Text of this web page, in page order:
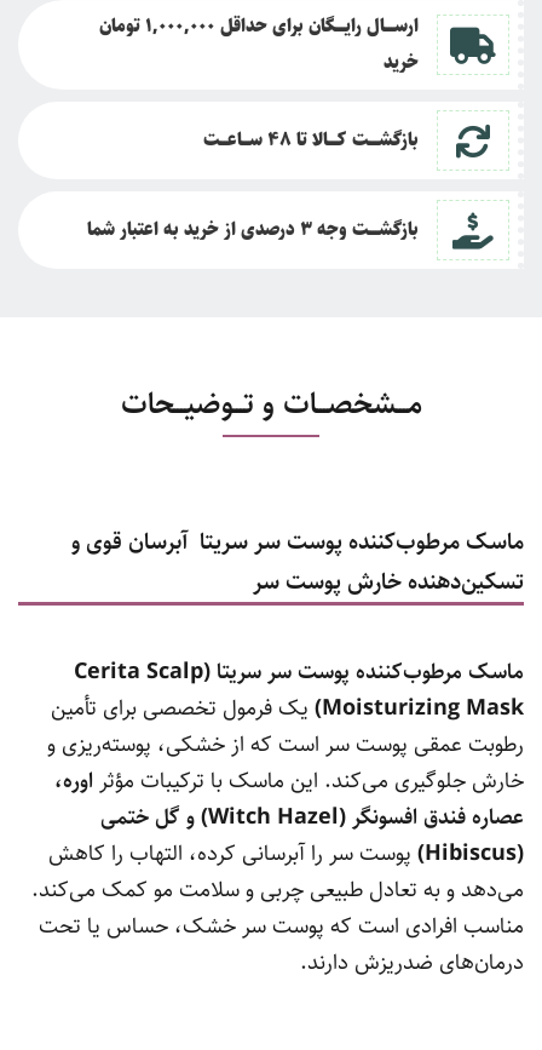
ارســــال رایــــگان برای حداقل 1,000,000 تومان
خرید
بازگشــــت کــــالا تا48 ســـاعـــت
بازگشــــت وجه 3 درصدی از خرید به اعتبار شما
مـــشخصـــات و تـــوضیـــحات
ماسک مرطوب‌کننده پوست سر سریتا ‌ آبرسان قوی و
تسکین‌دهنده خارش پوست سر
ماسک مرطوب‌کننده پوست سر سریتا (Cerita Scalp
Moisturizing Mask) یک فرمول تخصصی برای تأمین
رطوبت عمقی پوست سر است که از خشکی، پوسته‌ریزی و
خارش جلوگیری می‌کند. این ماسک با ترکیبات مؤثر اوره،
عصاره فندق افسونگر (Witch Hazel) و گل ختمی
(Hibiscus)
پوست سر را آبرسانی کرده، التهاب را کاهش
می‌دهد و به تعادل طبیعی چربی و سلامت مو کمک می‌کند.
مناسب افرادی است که پوست سر خشک، حساس یا تحت
درمان‌های ضدریزش دارند.